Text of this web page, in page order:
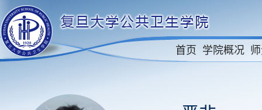
首页 学院概况